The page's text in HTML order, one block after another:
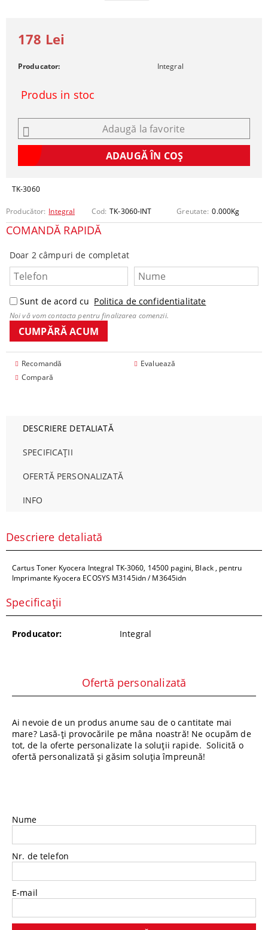
TK-3060
Producător: Integral Cod: TK-3060-INT Greutate: 0.000Kg
COMANDĂ RAPIDĂ
Doar 2 câmpuri de completat
Sunt de acord cu Politica de confidentialitate
Noi vă vom contacta pentru finalizarea comenzii.
Recomandă
Evaluează
Compară
178 Lei
Producator: Integral
Produs in stoc
Adaugă la favorite
DESCRIERE DETALIATĂ
SPECIFICAȚII
OFERTĂ PERSONALIZATĂ
INFO
Descriere detaliată
Cartus Toner Kyocera Integral TK-3060, 14500 pagini, Black , pentru
Imprimante Kyocera ECOSYS M3145idn / M3645idn
Specificații
Producator: Integral
Ofertă personalizată
Ai nevoie de un produs anume sau de o cantitate mai
mare? Lasă-ți provocările pe mâna noastră! Ne ocupăm de
tot, de la oferte personalizate la soluții rapide. Solicită o
ofertă personalizată și găsim soluția împreună!
Nume
Nr. de telefon
E-mail